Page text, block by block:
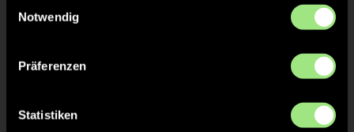
Notwendig
Präferenzen
StatistikenTW = Torwart & ETW = Ersatztorwart, K = Kapitän